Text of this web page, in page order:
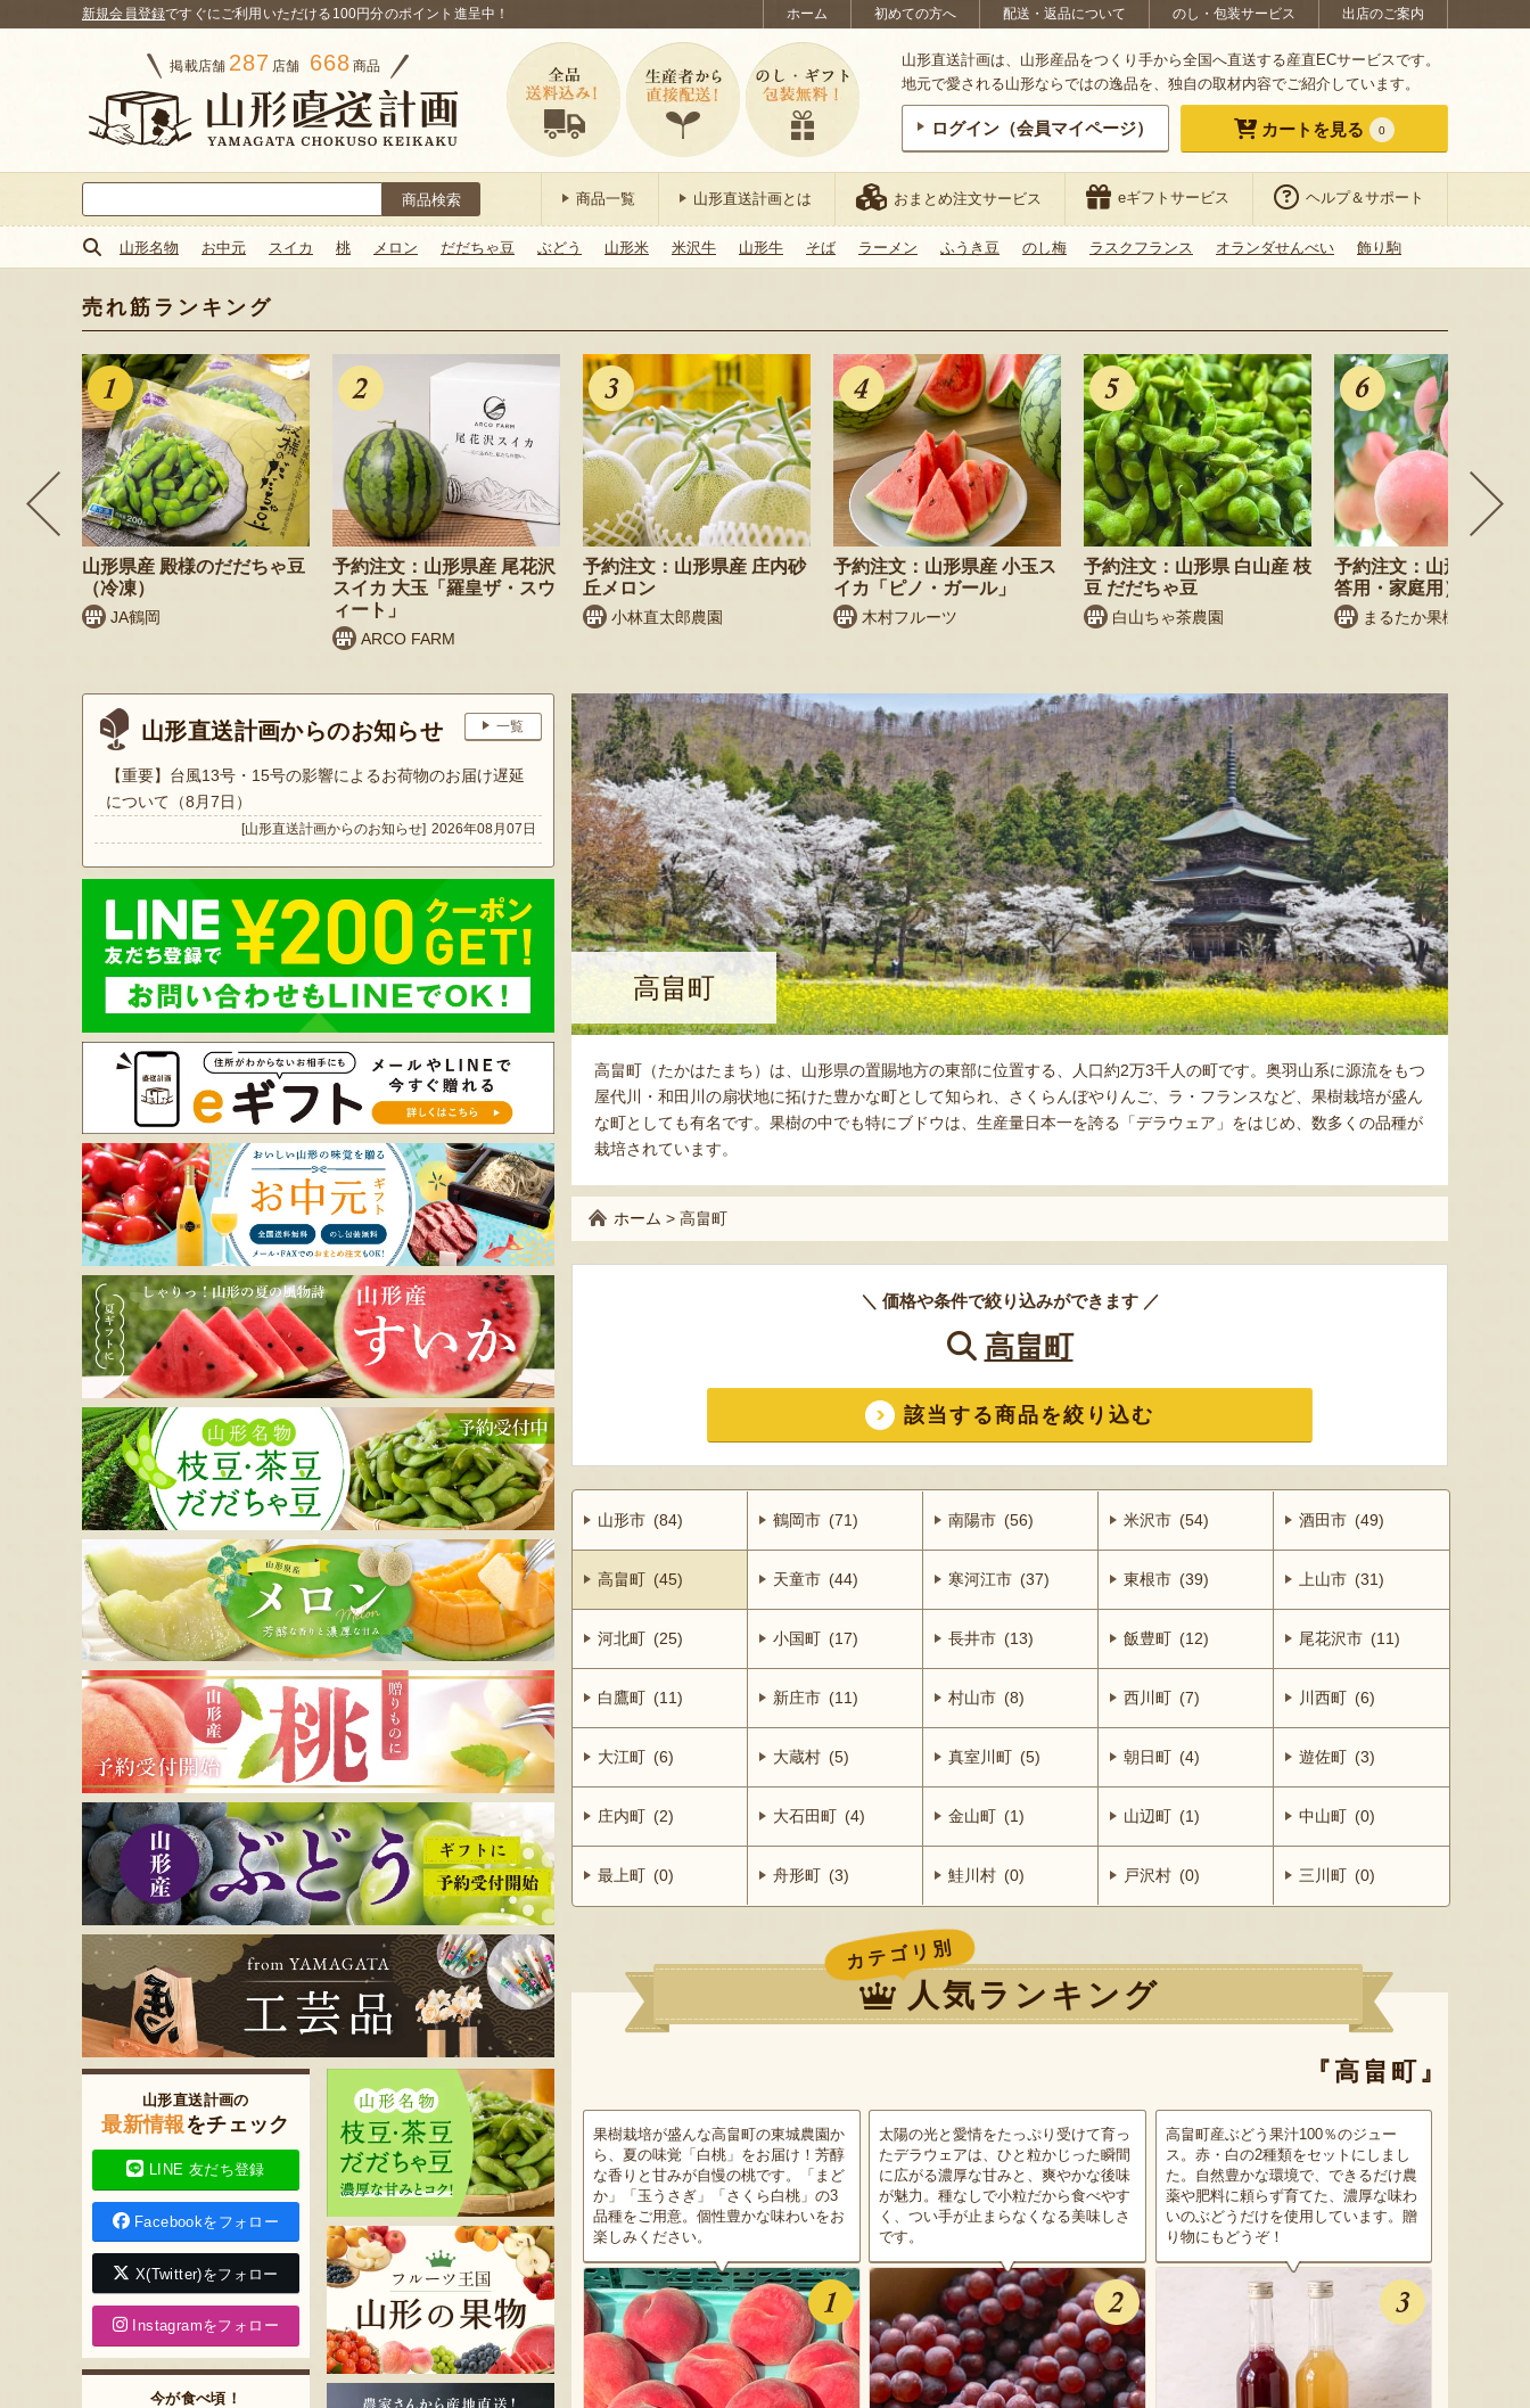
ホーム 初めての方へ 配送・返品について のし・包装サービス 出店のご案内
新規会員登録ですぐにご利用いただける100円分のポイント進呈中！
掲載店舗 287 店舗 668 商品
山形直送計画は、山形産品をつくり手から全国へ直送する産直ECサービスです。
地元で愛される山形ならではの逸品を、独自の取材内容でご紹介しています。
ログイン（会員マイページ） カートを見る 0
索:
商品一覧 山形直送計画とは おまとめ注文サービス eギフトサービス ヘルプ＆サポート
山形名物 お中元 スイカ 桃 メロン だだちゃ豆 ぶどう 山形米 米沢牛 山形牛 そば ラーメン ふうき豆 のし梅 ラスクフランス オランダせんべい 飾り駒
売れ筋ランキング
山形県産 殿様のだだちゃ豆
（冷凍）
JA鶴岡
予約注文：山形県産 尾花沢
スイカ 大玉「羅皇ザ・スウ
ィート」
ARCO FARM
予約注文：山形県産 庄内砂
丘メロン
小林直太郎農園
予約注文：山形県産 小玉ス
イカ「ピノ・ガール」
木村フルーツ
予約注文：山形県 白山産 枝
豆 だだちゃ豆
白山ちゃ茶農園
予約注文：山形県産 桃
答用・家庭用）
まるたか果樹園
山形直送計画からのお知らせ 一覧
【重要】台風13号・15号の影響によるお荷物のお届け遅延
について（8月7日）
[山形直送計画からのお知らせ] 2026年08月07日
高畠町
高畠町（たかはたまち）は、山形県の置賜地方の東部に位置する、人口約2万3千人の町です。奥羽山系に源流をもつ
屋代川・和田川の扇状地に拓けた豊かな町として知られ、さくらんぼやりんご、ラ・フランスなど、果樹栽培が盛ん
な町としても有名です。果樹の中でも特にブドウは、生産量日本一を誇る「デラウェア」をはじめ、数多くの品種が
栽培されています。
ホーム > 高畠町
＼ 価格や条件で絞り込みができます ／
高畠町
該当する商品を絞り込む
山形市 (84) 鶴岡市 (71) 南陽市 (56) 米沢市 (54) 酒田市 (49)
高畠町 (45) 天童市 (44) 寒河江市 (37) 東根市 (39) 上山市 (31)
河北町 (25) 小国町 (17) 長井市 (13) 飯豊町 (12) 尾花沢市 (11)
白鷹町 (11) 新庄市 (11) 村山市 (8) 西川町 (7) 川西町 (6)
大江町 (6) 大蔵村 (5) 真室川町 (5) 朝日町 (4) 遊佐町 (3)
庄内町 (2) 大石田町 (4) 金山町 (1) 山辺町 (1) 中山町 (0)
最上町 (0) 舟形町 (3) 鮭川村 (0) 戸沢村 (0) 三川町 (0)
カテゴリ別
人気ランキング
『高畠町』
果樹栽培が盛んな高畠町の東城農園か
ら、夏の味覚「白桃」をお届け！芳醇
な香りと甘みが自慢の桃です。「まど
か」「玉うさぎ」「さくら白桃」の3
品種をご用意。個性豊かな味わいをお
楽しみください。
太陽の光と愛情をたっぷり受けて育っ
たデラウェアは、ひと粒かじった瞬間
に広がる濃厚な甘みと、爽やかな後味
が魅力。種なしで小粒だから食べやす
く、つい手が止まらなくなる美味しさ
です。
高畠町産ぶどう果汁100％のジュー
ス。赤・白の2種類をセットにしまし
た。自然豊かな環境で、できるだけ農
薬や肥料に頼らず育てた、濃厚な味わ
いのぶどうだけを使用しています。贈
り物にもどうぞ！
山形直送計画の
最新情報をチェック
LINE 友だち登録
Facebookをフォロー
X(Twitter)をフォロー
Instagramをフォロー
今が食べ頃！